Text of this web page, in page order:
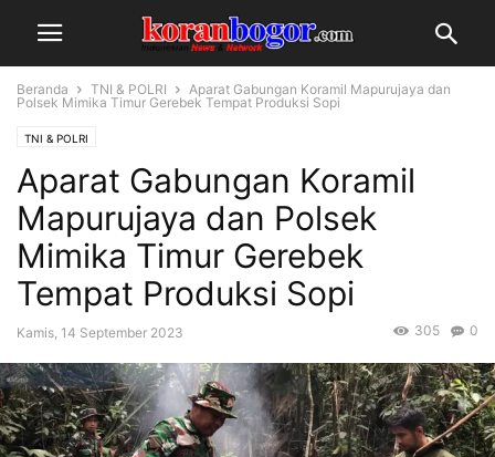
Beranda TNI & POLRI
Aparat Gabungan Koramil Mapurujaya dan
Polsek Mimika Timur Gerebek Tempat Produksi Sopi
TNI & POLRI
Aparat Gabungan Koramil
Mapurujaya dan Polsek
Mimika Timur Gerebek
Tempat Produksi Sopi
Kamis, 14 September 2023 0
305